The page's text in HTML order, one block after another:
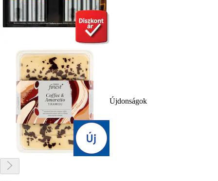
Újdonságok